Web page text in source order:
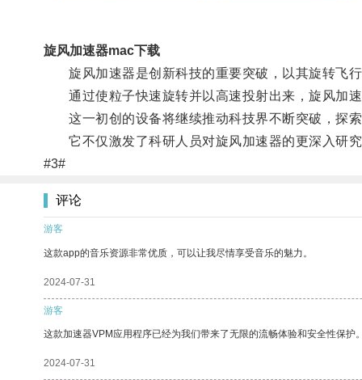
旋风加速器mac下载
旋风加速器是创新科技的重要突破，以其旋转飞行
通过使粒子快速旋转并以高速投射出来，旋风加速
这一初创的设备将继续推动科技界不断突破，探索
它不仅激发了科研人员对旋风加速器的更深入研究
#3#
评论
游客
这款app的音乐资源非常优质，可以让我尽情享受音乐的魅力。
2024-07-31
游客
这款加速器VPM应用程序已经为我们带来了无限的流畅体验和安全性保护
2024-07-31